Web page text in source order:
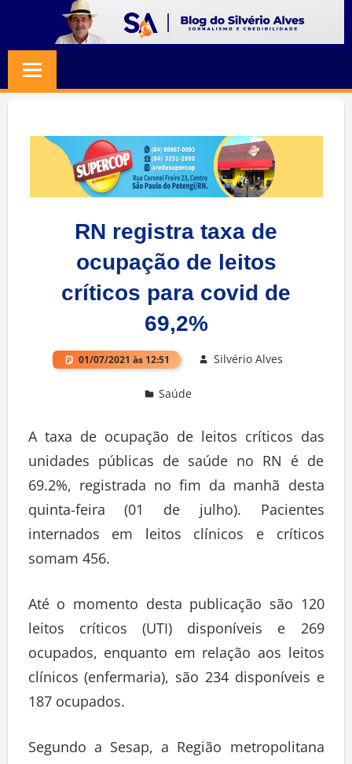
content
SILVERIO
ALVES
Jornalismo
Credibilidade
RN registra taxa de
ocupação de leitos
críticos para covid de
69,2%
01/07/2021 às 12:51 Silvério Alves
Saúde
A taxa de ocupação de leitos críticos das
unidades públicas de saúde no RN é de
69.2%, registrada no fim da manhã desta
quinta-feira (01 de julho). Pacientes
internados em leitos clínicos e críticos
somam 456.
Até o momento desta publicação são 120
leitos críticos (UTI) disponíveis e 269
ocupados, enquanto em relação aos leitos
clínicos (enfermaria), são 234 disponíveis e
187 ocupados.
Segundo a Sesap, a Região metropolitana